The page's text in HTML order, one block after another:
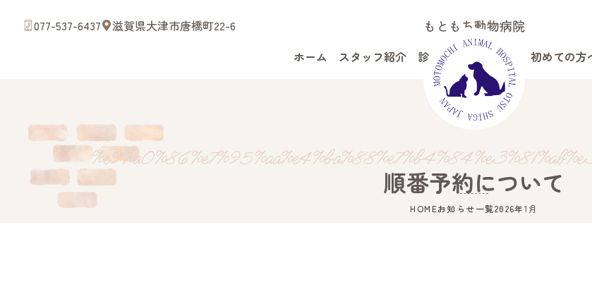
もともち動物病院
077-537-6437 滋賀県大津市唐橋町22-6
ホーム
スタッフ紹介 診療案内 病院案内 初めての方
滋賀県大津市唐橋町22-6
順番予約について
HOMEお知らせ一覧2026年1月